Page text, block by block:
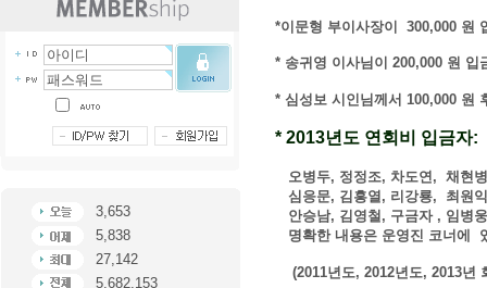
3,653
5,838
27,142
5,682,153
*이문형 부이사장이 300,000 원
* 송귀영 이사님이 200,000 원 입
* 심성보 시인님께서 100,000 원
* 2013년도 연회비 입금자:
오병두, 정정조, 차도연, 채현
심응문, 김흥열, 리강룡,
최원
안승남, 김영철, 구금자 , 임병
명확한 내용은 운영진 코너에
(2011년도, 2012년도, 2013년